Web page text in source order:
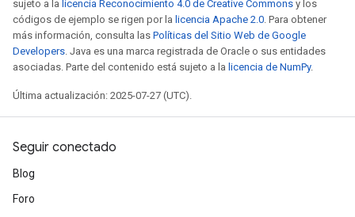
sujeto a la licencia Reconocimiento 4.0 de Creative Commons y los
códigos de ejemplo se rigen por la licencia Apache 2.0. Para obtener
más información, consulta las Políticas del Sitio Web de Google
Developers. Java es una marca registrada de Oracle o sus entidades
asociadas. Parte del contenido está sujeto a la licencia de NumPy.
Última actualización: 2025-07-27 (UTC).
Seguir conectado
Blog
Foro